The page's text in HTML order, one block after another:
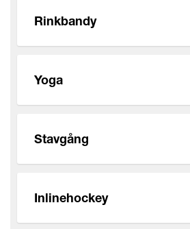
Rinkbandy
Yoga
Stavgång
Inlinehockey